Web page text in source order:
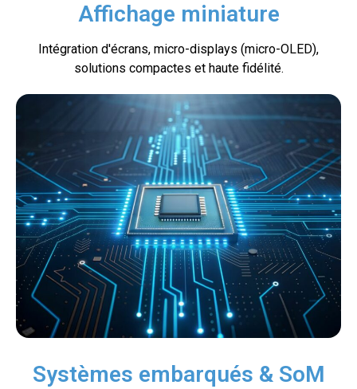
Affichage miniature
Intégration d'écrans, micro-displays (micro-OLED),
solutions compactes et haute fidélité.
Systèmes embarqués & SoM